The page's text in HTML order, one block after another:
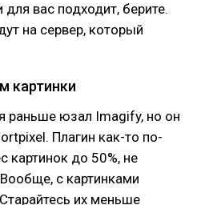
для вас подходит, берите.
на сервер, который
картинки
раньше юзал Imagify, но он
Плагин как-то по-
картинок до 50%, не
с картинками
их меньше